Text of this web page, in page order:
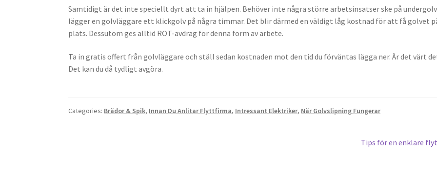
Samtidigt är det inte speciellt dyrt att ta in hjälpen. Behöver inte några större arbetsinsatser ske på
lägger en golvläggare ett klickgolv på några timmar. Det blir därmed en väldigt låg kostnad för att få golvet
plats. Dessutom ges alltid ROT-avdrag för denna form av arbete.
Ta in gratis offert från golvläggare och ställ sedan kostnaden mot den tid du förväntas lägga ner. Är det värt
Det kan du då tydligt avgöra.
Categories: Brädor & Spik, Innan Du Anlitar Flyttfirma, Intressant Elektriker, När Golvslipning Fungerar
Next
Tips för en enklare